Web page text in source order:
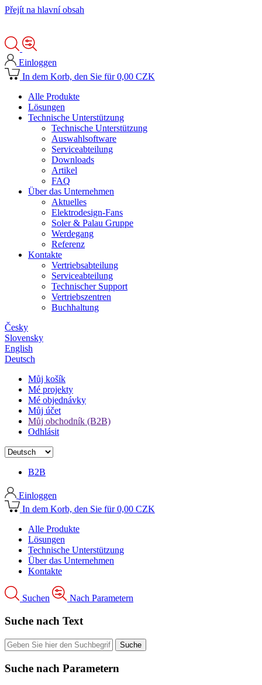
Přejít na hlavní obsah
Einloggen
In dem Korb, den Sie für 0,00 CZK
Alle Produkte
Lösungen
Technische Unterstützung
Technische Unterstützung
Auswahlsoftware
Serviceabteilung
Downloads
Artikel
FAQ
Über das Unternehmen
Aktuelles
Elektrodesign-Fans
Soler & Palau Gruppe
Werdegang
Referenz
Kontakte
Vertriebsabteilung
Serviceabteilung
Technischer Support
Vertriebszentren
Buchhaltung
Česky
Slovensky
English
Deutsch
Můj košík
Mé projekty
Mé objednávky
Můj účet
Můj obchodník (B2B)
Odhlásit
B2B
Einloggen
In dem Korb, den Sie für 0,00 CZK
Alle Produkte
Lösungen
Technische Unterstützung
Über das Unternehmen
Kontakte
Suchen Nach Parametern
Suche nach Text
Suche nach Parametern